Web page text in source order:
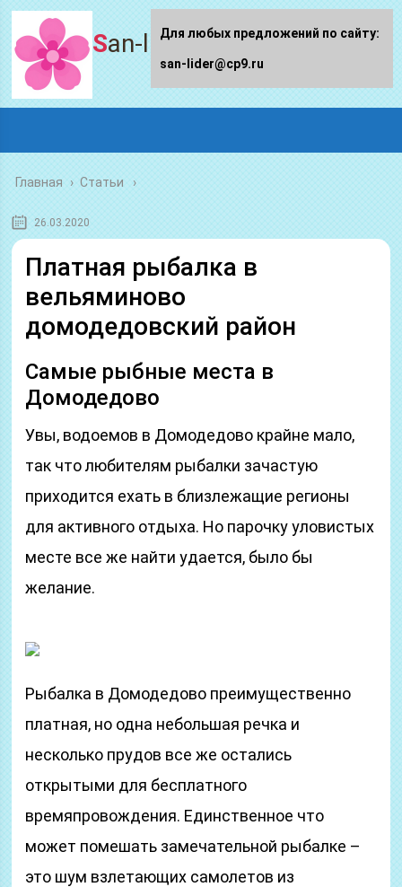
San-lider.ru
Главная › Статьи
26.03.2020
Платная рыбалка в
вельяминово
домодедовский район
Самые рыбные места в
Домодедово
Увы, водоемов в Домодедово крайне мало,
так что любителям рыбалки зачастую
приходится ехать в близлежащие регионы
для активного отдыха. Но парочку уловистых
месте все же найти удается, было бы
желание.
Рыбалка в Домодедово преимущественно
платная, но одна небольшая речка и
несколько прудов все же остались
открытыми для бесплатного
времяпровождения. Единственное что
может помешать замечательной рыбалке –
это шум взлетающих самолетов из
Для любых предложений по сайту:
san-lider@cp9.ru